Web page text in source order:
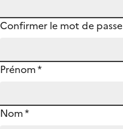
Confirmer le mot de passe
Prénom*
Nom*